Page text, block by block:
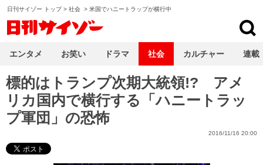
日刊サイゾー トップ> 社会 > 米国でハニートラップが横行中
標的はトランプ次期大統領!? アメ
リカ国内で横行する「ハニートラッ
プ軍団」の恐怖
2016/11/16 20:00
エンタメ お笑い ドラマ 社会 カルチャー 連載